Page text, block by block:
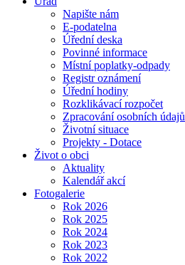
Napište nám
E-podatelna
Úřední deska
Povinné informace
Místní poplatky-odpady
Registr oznámení
Úřední hodiny
Rozklikávací rozpočet
Zpracování osobních údajů
Životní situace
Projekty - Dotace
Život o obci
Aktuality
Kalendář akcí
Fotogalerie
Rok 2026
Rok 2025
Rok 2024
Rok 2023
Rok 2022